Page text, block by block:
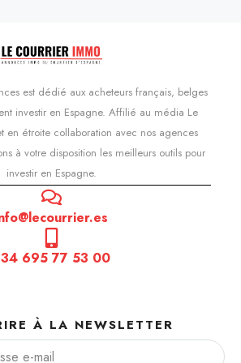
est dédié aux acheteurs français, belges
investir en Espagne. Affilié au média Le
en étroite collaboration avec nos agences
à votre disposition les meilleurs outils pour
investir en Espagne.
695 77 53 00
À LA NEWSLETTER